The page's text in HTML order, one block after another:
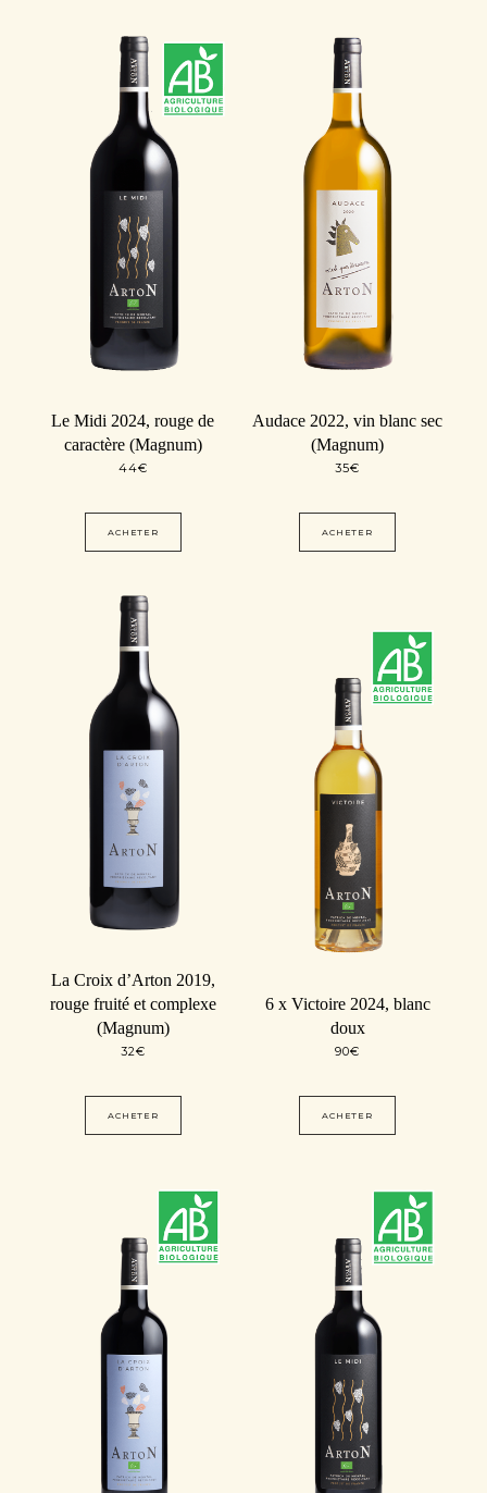
Le Midi 2024, rouge de
caractère (Magnum)
44€
ACHETER
Audace 2022, vin blanc sec
(Magnum)
35€
ACHETER
La Croix d’Arton 2019,
rouge fruité et complexe
(Magnum)
32€
ACHETER
6 x Victoire 2024, blanc
doux
90€
ACHETER